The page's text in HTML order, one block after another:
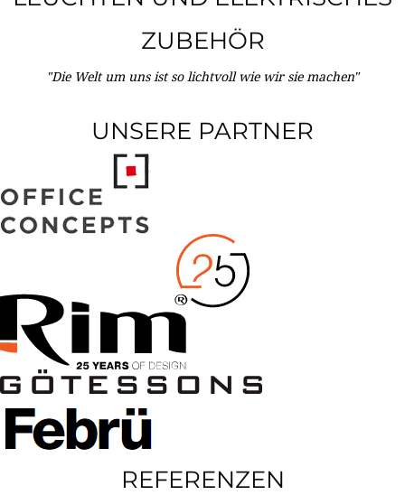
ZUBEHÖR
"Die Welt um uns ist so lichtvoll wie wir sie machen"
UNSERE PARTNER
REFERENZEN